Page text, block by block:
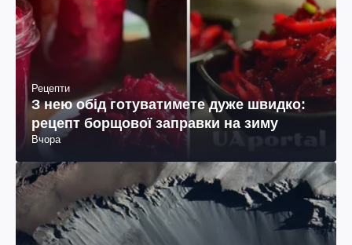
Рецепти
З нею обід готуватимете дуже швидко:
рецепт борщової заправки на зиму
Вчора